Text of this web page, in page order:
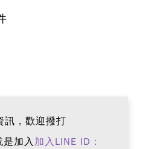
訊，歡迎撥打
是加入加入LINE ID：